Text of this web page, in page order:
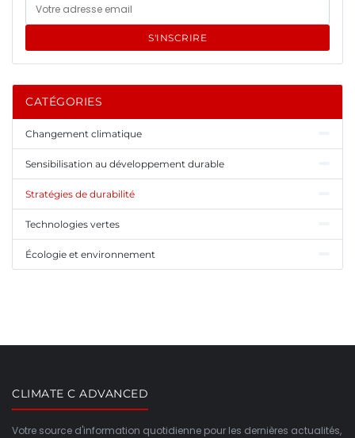
S'INSCRIRE
CATÉGORIES
Changement climatique
Sensibilisation au développement durable
Stratégies de durabilité
Technologies vertes
Écologie et environnement
CLIMATE C ADVANCED
Votre source d'information quotidienne pour les dernières actualités,